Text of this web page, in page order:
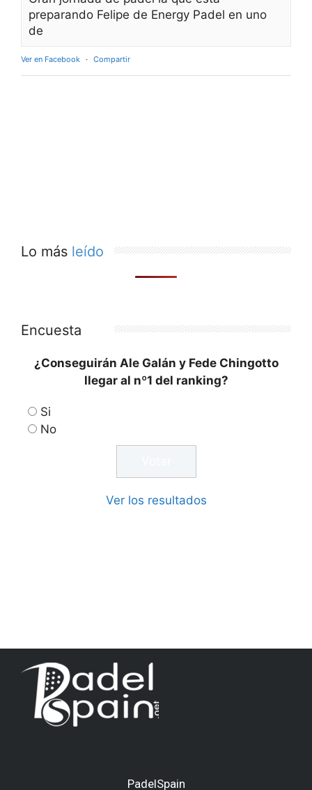
preparando Felipe de Energy Padel en uno
de
Ver en Facebook · Compartir
Lo más leído
Encuesta
¿Conseguirán Ale Galán y Fede Chingotto
llegar al nº1 del ranking?
Si
No
Ver los resultados
PadelSpain